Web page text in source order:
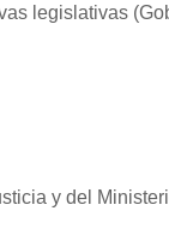
legislativas
y del